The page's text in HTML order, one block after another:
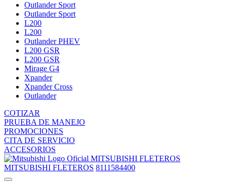
Outlander Sport
Outlander Sport
L200
L200
Outlander PHEV
L200 GSR
L200 GSR
Mirage G4
Xpander
Xpander Cross
Outlander
COTIZAR
PRUEBA DE MANEJO
PROMOCIONES
CITA DE SERVICIO
ACCESORIOS
MITSUBISHI FLETEROS
MITSUBISHI FLETEROS 8111584400